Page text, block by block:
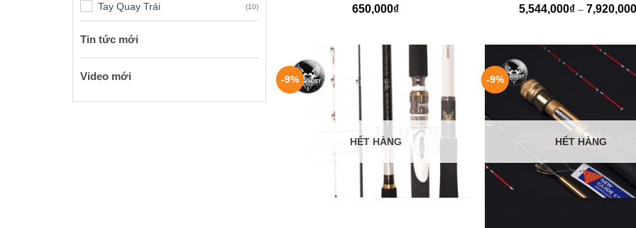
Tay Quay Trái (10)
Tin tức mới
Video mới
650,000₫ 5,544,000₫ – 7,920,000
-9%
HẾT HÀNG
-9%
HẾT HÀNG